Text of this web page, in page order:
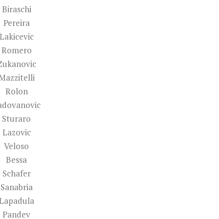
Biraschi
Pereira
Lakicevic
Romero
Rolon
Sturaro
Lazovic
Veloso
Bessa
Schafer
Sanabria
Pandev